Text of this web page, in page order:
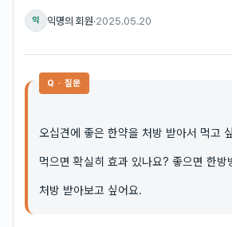
익 익명의 회원·2025.05.20
Q · 질문
오십견에 좋은 한약을 처방 받아서 먹고
먹으면 확실히 효과 있나요? 좋으면 한방
처방 받아보고 싶어요.